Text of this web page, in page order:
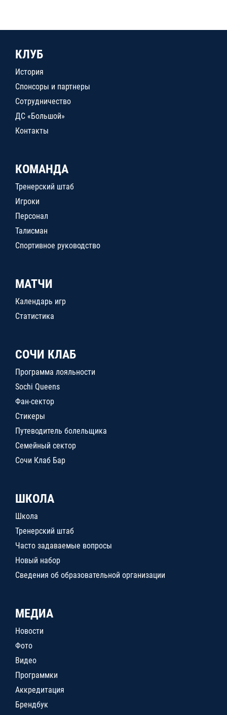
КЛУБ
История
Спонсоры и партнеры
Сотрудничество
ДС «Большой»
Контакты
КОМАНДА
Тренерский штаб
Игроки
Персонал
Талисман
Спортивное руководство
МАТЧИ
Календарь игр
Статистика
СОЧИ КЛАБ
Программа лояльности
Sochi Queens
Фан-сектор
Стикеры
Путеводитель болельщика
Семейный сектор
Сочи Клаб Бар
ШКОЛА
Школа
Тренерский штаб
Часто задаваемые вопросы
Новый набор
Сведения об образовательной организации
МЕДИА
Новости
Фото
Видео
Программки
Аккредитация
Брендбук